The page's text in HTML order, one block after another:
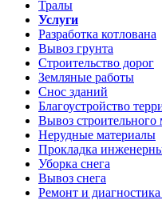
Тралы
Услуги
Разработка котлована
Вывоз грунта
Строительство дорог
Земляные работы
Снос зданий
Благоустройство
Вывоз строительного
Нерудные материалы
Прокладка
Уборка снега
Вывоз снега
Ремонт и